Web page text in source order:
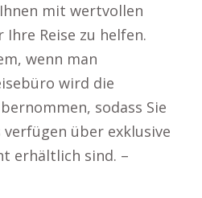
mit wertvollen
Reise zu helfen.
wenn man
wird die
sodass Sie
über exklusive
erhältlich sind. –